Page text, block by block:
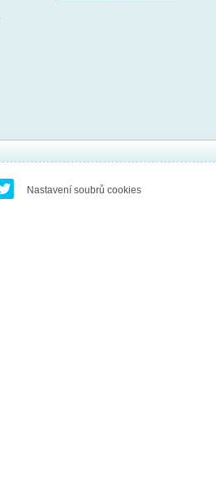
Nastavení soubrů cookies